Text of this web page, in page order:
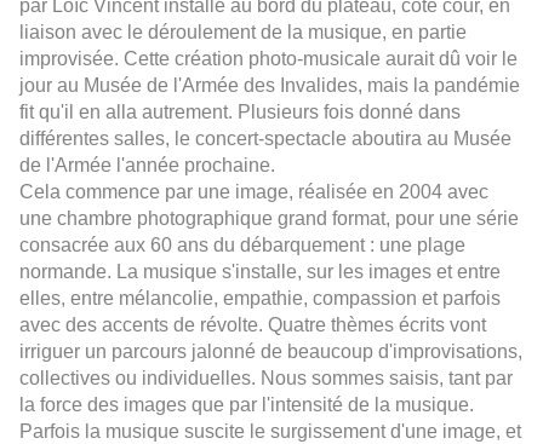
par Loïc Vincent installé au bord du plateau, côté cour, en
liaison avec le déroulement de la musique, en partie
improvisée. Cette création photo-musicale aurait dû voir le
jour au Musée de l'Armée des Invalides, mais la pandémie
fit qu'il en alla autrement. Plusieurs fois donné dans
différentes salles, le concert-spectacle aboutira au Musée
de l'Armée l'année prochaine.
Cela commence par une image, réalisée en 2004 avec
une chambre photographique grand format, pour une série
consacrée aux 60 ans du débarquement : une plage
normande. La musique s'installe, sur les images et entre
elles, entre mélancolie, empathie, compassion et parfois
avec des accents de révolte. Quatre thèmes écrits vont
irriguer un parcours jalonné de beaucoup d'improvisations,
collectives ou individuelles. Nous sommes saisis, tant par
la force des images que par l'intensité de la musique.
Parfois la musique suscite le surgissement d'une image, et